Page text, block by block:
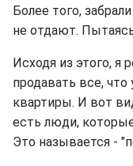
Более того,
не отдают.
Исходя из этого, я
продавать все, что
квартиры. И вот
есть люди,
Это называется -